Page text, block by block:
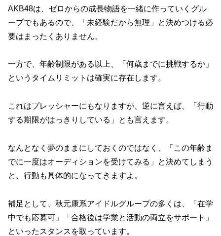
AKB48は、ゼロからの成長物語を一緒に作っていくグル
ープでもあるので、「未経験だから無理」と決めつける必
要はまったくありません。
一方で、年齢制限がある以上、「何歳までに挑戦するか」
というタイムリミットは確実に存在します。
これはプレッシャーにもなりますが、逆に言えば、
「行動
する期限がはっきりしている」
とも言えます。
なんとなく夢のままにしておくのではなく、「この年齢ま
でに一度はオーディションを受けてみる」と決めてしまう
と、行動も具体的になってきますよ。
補足として、秋元康系アイドルグループの多くは、
「在学
中でも応募可」「合格後は学業と活動の両立をサポート」
といったスタンスを取っています。